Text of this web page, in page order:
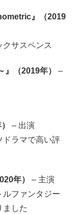
』（2019
クサスペンス
』（2019年）
–
– 出演
ドラマで高い評
年）
– 主演
ルファンタジー
ました